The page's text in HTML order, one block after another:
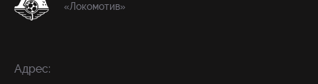
«Локомотив»
Адрес: